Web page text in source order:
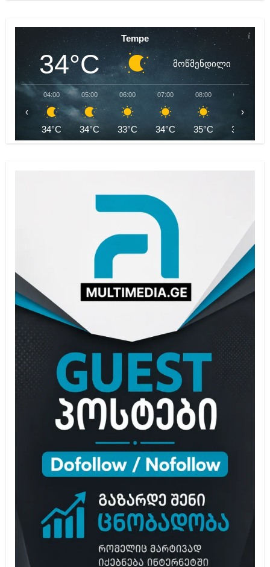
Tempe
34°C მოწმენდილი
04:00
34°C
05:00
34°C
06:00
33°C
07:00
34°C
08:00
35°C
09:00
37°C
‹ ›